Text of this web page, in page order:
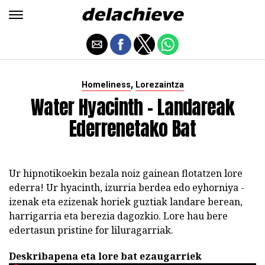
Homeliness, Lorezaintza
Water Hyacinth - Landareak
Ederrenetako Bat
Ur hipnotikoekin bezala noiz gainean flotatzen lore
ederra! Ur hyacinth, izurria berdea edo eyhorniya -
izenak eta ezizenak horiek guztiak landare berean,
harrigarria eta berezia dagozkio. Lore hau bere
edertasun pristine for liluragarriak.
Deskribapena eta lore bat ezaugarriek